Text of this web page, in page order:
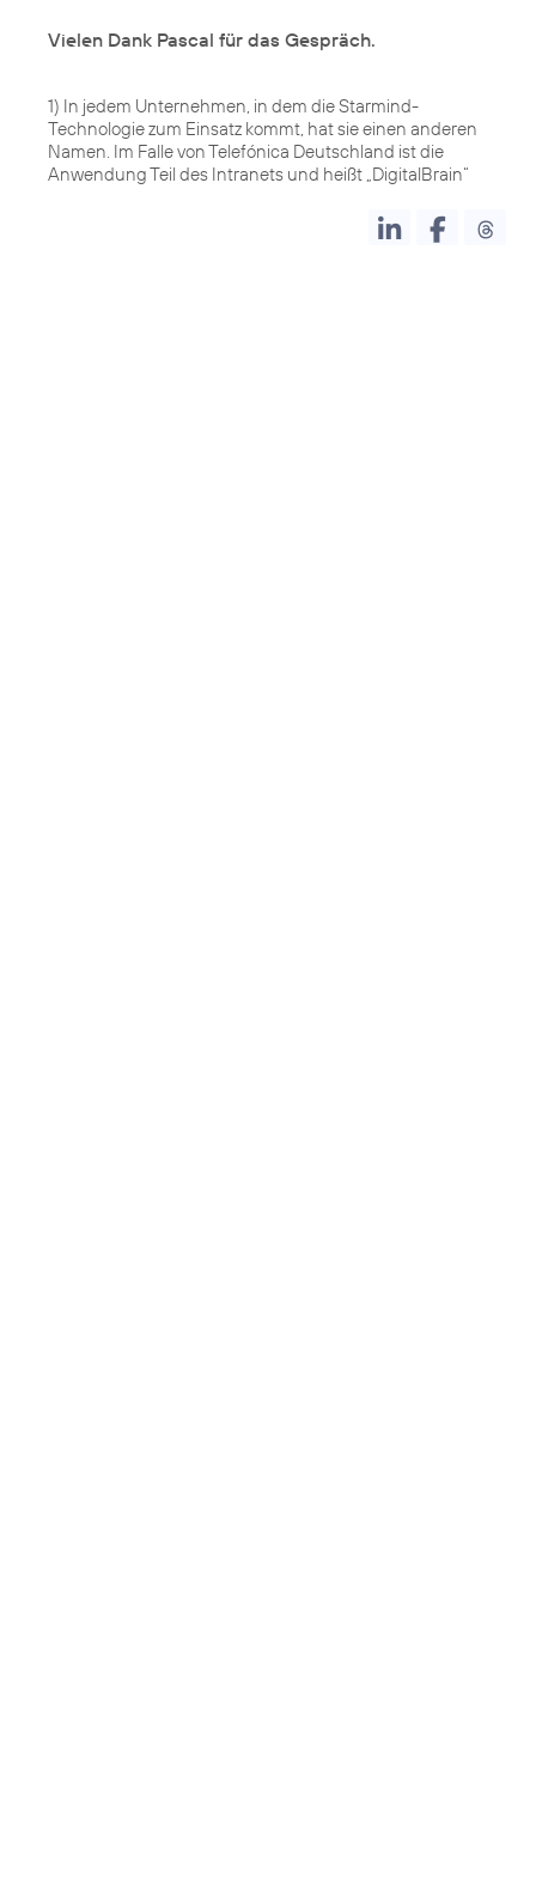
Vielen Dank Pascal für das Gespräch.
1) In jedem Unternehmen, in dem die Starmind-
Technologie zum Einsatz kommt, hat sie einen anderen
Namen. Im Falle von Telefónica Deutschland ist die
Anwendung Teil des Intranets und heißt „DigitalBrain“